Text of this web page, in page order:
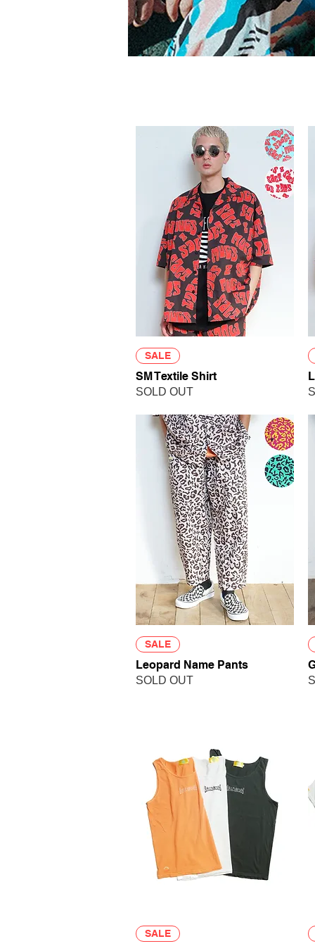
SALE
SM Textile Shirt
SOLD OUT
SALE
Leopard Name Pants
SOLD OUT
SALE